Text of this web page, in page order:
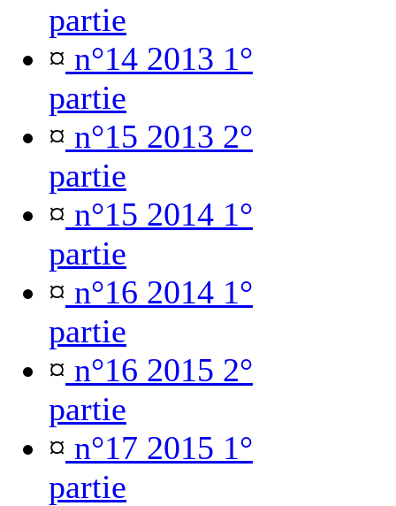
partie
¤ n°14 2013 1°
partie
¤ n°15 2013 2°
partie
¤ n°15 2014 1°
partie
¤ n°16 2014 1°
partie
¤ n°16 2015 2°
partie
¤ n°17 2015 1°
partie